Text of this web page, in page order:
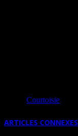
Courtoisie
ARTICLES CONNEXES